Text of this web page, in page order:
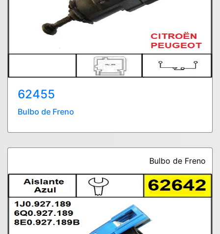
62455
Bulbo de Freno
Bulbo de Freno